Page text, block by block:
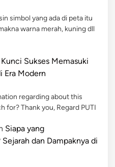
simbol yang ada di peta itu
warna merah, kuning dll
Sukses Memasuki
Era Modern
regarding about this
for? Thank you, Regard PUTI
Siapa yang
dan Dampaknya di